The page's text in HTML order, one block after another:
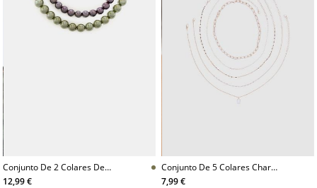
Conjunto De 2 Colares De
Esferas
12,99 €
Conjunto De 5 Colares Charm
Pedra Rosa
7,99 €